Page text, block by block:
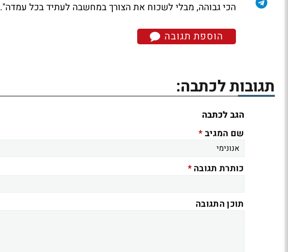
הכי גבוהה, מבלי לשכוח את הצורך במחשבה לעתיד בכל עמדה".
הוספת תגובה
תגובות לכתבה:
הגב לכתבה
שם המגיב*
כותרת תגובה*
תוכן התגובה